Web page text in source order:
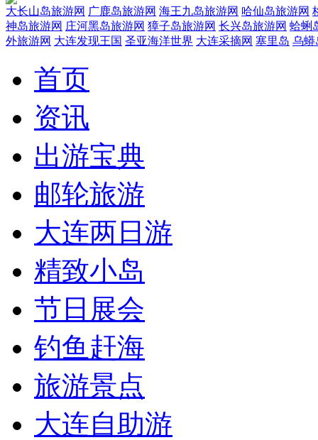
大长山岛旅游网 广鹿岛旅游网 海王九岛旅游网 哈仙岛旅游网
神岛旅游网 庄河黑岛旅游网 獐子岛旅游网 长兴岛旅游网 蛤蜊
外旅游网 大连发现王国 圣亚海洋世界 大连采摘网 塞里岛 乌蟒
首页
资讯
出游宝典
邮轮旅游
大连两日游
精致小岛
节日展会
钓鱼赶海
旅游景点
大连自助游